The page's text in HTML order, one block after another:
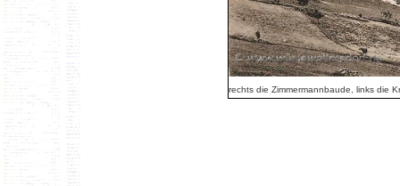
rechts die Zimmermannbaude, links die